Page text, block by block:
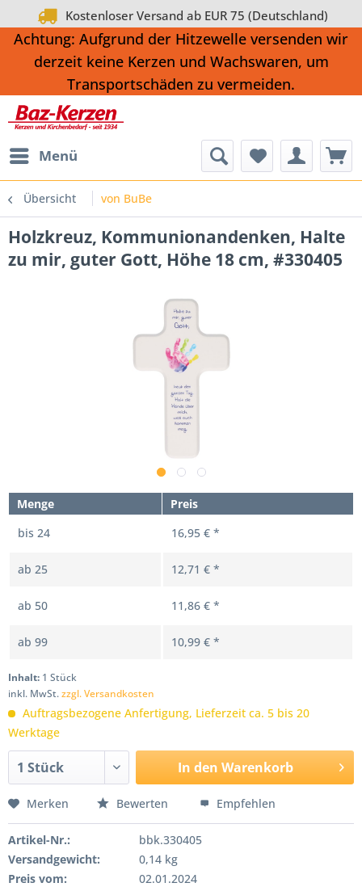
Kostenloser Versand ab EUR 75 (Deutschland)
Achtung: Aufgrund der Hitzewelle versenden wir
derzeit keine Kerzen und Wachswaren, um
Transportschäden zu vermeiden.
Menü
Übersicht von BuBe
Holzkreuz, Kommunionandenken, Halte
zu mir, guter Gott, Höhe 18 cm, #330405
Menge
Preis
bis 24 16,95 € *
ab 25 12,71 € *
ab 50 11,86 € *
ab 99 10,99 € *
Inhalt: 1 Stück
inkl. MwSt.zzgl. Versandkosten
Auftragsbezogene Anfertigung, Lieferzeit ca. 5 bis 20
Werktage
In den Warenkorb
Merken Bewerten Empfehlen
Artikel-Nr.:
bbk.330405
Versandgewicht:
0,14 kg
Preis vom:
02.01.2024